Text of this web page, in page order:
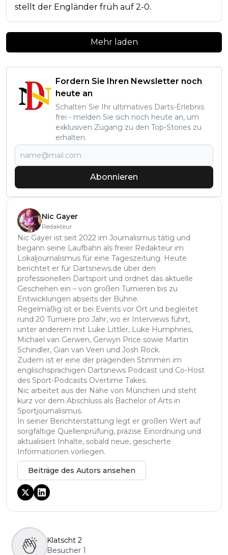
stellt der Engländer früh auf 2-0.
Mehr laden
Fordern Sie Ihren Newsletter noch
heute an
Schalten Sie Ihr ultimatives Darts-Erlebnis
frei - melden Sie sich noch heute an, um
exklusiven Zugang zu den Top-Stories zu
erhalten.
Abonnieren
Nic Gayer
Redakteur
Nic Gayer ist seit 2022 im Journalismus tätig und
begann seine Laufbahn als freier Redakteur im
Lokaljournalismus für eine Tageszeitung. Heute
berichtet er für Dartsnews.de über den
professionellen Dartsport und ordnet das aktuelle
Geschehen ein – von großen Turnieren bis zu
Entwicklungen abseits der Bühne.
Regelmäßig ist er bei Events vor Ort und begleitet
rund 20 Turniere pro Jahr, wo er Interviews führt,
unter anderem mit Luke Littler, Luke Humphries,
Michael van Gerwen, Gerwyn Price sowie Martin
Schindler, Gian van Veen und Josh Rock.
Zudem ist er eine der prägenden Stimmen im
englischsprachigen Dartsnews Podcast und Co-Host
des Sport-Podcasts Overtime Takes.
Nic arbeitet aus der Nähe von München und steht
kurz vor dem Abschluss als Bachelor of Arts in
Sportjournalismus.
In seiner Berichterstattung legt er großen Wert auf
sorgfältige Quellenprüfung, präzise Einordnung und
aktualisiert Inhalte, sobald neue, gesicherte
Informationen vorliegen.
Beiträge des Autors ansehen
Klatscht 2
Besucher 1